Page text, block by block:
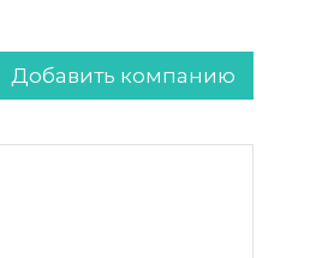
Добавить компанию